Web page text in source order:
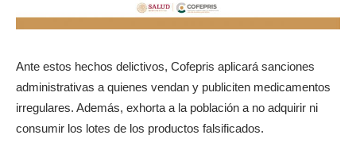
Ante estos hechos delictivos, Cofepris aplicará sanciones
administrativas a quienes vendan y publiciten medicamentos
irregulares. Además, exhorta a la población a no adquirir ni
consumir los lotes de los productos falsificados.